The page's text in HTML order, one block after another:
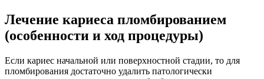
Лечение кариеса пломбированием
(особенности и ход процедуры)
Если кариес начальной или поверхностной стадии, то для
пломбирования достаточно удалить патологически